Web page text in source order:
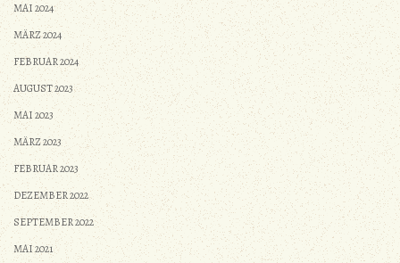
MAI 2024
MÄRZ 2024
FEBRUAR 2024
AUGUST 2023
MAI 2023
MÄRZ 2023
FEBRUAR 2023
DEZEMBER 2022
SEPTEMBER 2022
MAI 2021